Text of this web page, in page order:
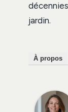
jardin.
À propos